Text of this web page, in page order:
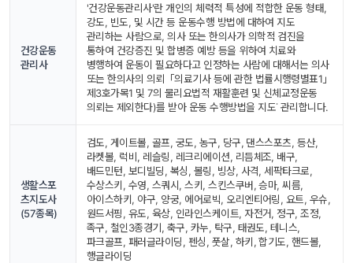
건강운동
관리사
'건강운동관리사'란 개인의 체력적 특성에 적합한 운동 형태,
강도, 빈도, 및 시간 등 운동수행 방법에 대하여 지도
관리하는 사람으로, 의사 또는 한의사가 의학적 검진을
통하여 건강증진 및 합병증 예방 등을 위하여 치료와
병행하여 운동이 필요하다고 인정하는 사람에 대해서는 의사
또는 한의사의 의뢰「의료기사 등에 관한 법률시행령별표1」
제3호가목1 및 7의 물리요법적 재활훈련 및 신체교정운동
의뢰는 제외한다)를 받아 운동 수행방법을 지도˙ 관리합니다.
생활스포
츠지도사
(57종목)
검도, 게이트볼, 골프, 궁도, 농구, 당구, 댄스스포츠, 등산,
라켓볼, 럭비, 레슬링, 레크리에이션, 리듬체조, 배구,
배드민턴, 보디빌딩, 복싱, 볼링, 빙상, 사격, 세팍타크로,
수상스키, 수영, 스쿼시, 스키, 스킨스쿠버, 승마, 씨름,
아이스하키, 야구, 양궁, 에어로빅, 오리엔티어링, 요트, 우슈,
원드서핑, 유도, 육상, 인라인스케이트, 자전거, 정구, 조정,
족구, 철인3종경기, 축구, 카누, 탁구, 태권도, 테니스,
파크골프, 패러글라이딩, 펜싱, 풋살, 하키, 합기도, 핸드볼,
행글라이딩